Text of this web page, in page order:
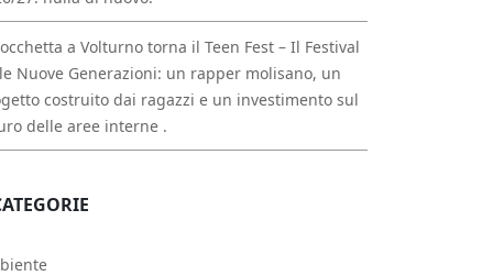
a Volturno torna il Teen Fest – Il Festival
Nuove Generazioni: un rapper molisano, un
costruito dai ragazzi e un investimento sul
delle aree interne .